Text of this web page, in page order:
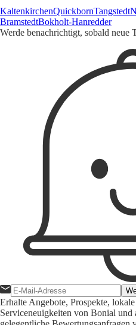
KaltenkirchenQuickbornTangstedt
BramstedtBokholt-Hanredder
Werde benachrichtigt, sobald neue
Erhalte Angebote, Prospekte,
Serviceneuigkeiten von Bonial und